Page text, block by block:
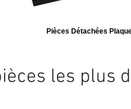
Pièces Détachées
les plus